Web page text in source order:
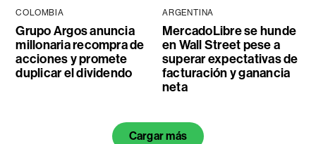
COLOMBIA
Grupo Argos anuncia
millonaria recompra de
acciones y promete
duplicar el dividendo
ARGENTINA
MercadoLibre se hunde
en Wall Street pese a
superar expectativas de
facturación y ganancia
neta
Cargar más